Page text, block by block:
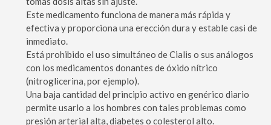
Este medicamento funciona de manera más rápida y
efectiva y proporciona una erección dura y estable casi de
inmediato.
Está prohibido el uso simultáneo de Cialis o sus análogos
con los medicamentos donantes de óxido nítrico
(nitroglicerina, por ejemplo).
Una baja cantidad del principio activo en genérico diario
permite usarlo a los hombres con tales problemas como
presión arterial alta, diabetes o colesterol alto.